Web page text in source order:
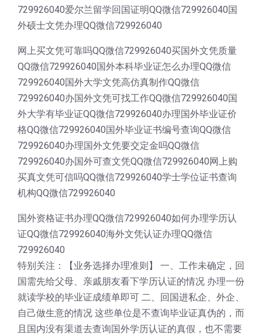
729926040爱尔兰留学回国证明QQ微信729926040国
外硕士文凭办理QQ微信729926040
网上买文凭可靠吗QQ微信729926040买国外文凭质量
QQ微信729926040国外本科毕业证怎么办理QQ微信
729926040国外大学文凭高仿真制作QQ微信
729926040办国外文凭可找工作QQ微信729926040国
外大学有毕业证QQ微信729926040办理国外毕业证价
格QQ微信729926040国外毕业证书编号查询QQ微信
729926040办理国外文凭要交定金吗QQ微信
729926040办国外可查文凭QQ微信729926040网上购
买真文凭可信吗QQ微信729926040学士学位证书查询
机构QQ微信729926040
国外资格证书办理QQ微信729926040如何办理学历认
证QQ微信729926040海外文凭认证办理QQ微信
729926040
特别关注：【业务选择办理准则】 一、工作未确定，回
国需先给父母、亲戚朋友看下学历认证的情况 办理一份
就读学校的毕业证成绩单即可 二、回国进私企、外企、
自己做生意的情况 这些单位是不查询毕业证真伪的，而
且国内没有渠道去查询国外学历认证的真假，也不需要